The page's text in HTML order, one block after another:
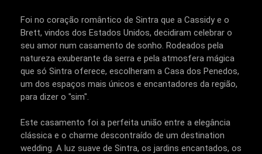
Foi no coração romântico de Sintra que a Cassidy e o
Brett, vindos dos Estados Unidos, decidiram celebrar o
seu amor num casamento de sonho. Rodeados pela
natureza exuberante da serra e pela atmosfera mágica
que só Sintra oferece, escolheram a Casa dos Penedos,
um dos espaços mais únicos e encantadores da região,
para dizer o "sim".
Este casamento foi a perfeita união entre a elegância
clássica e o charme descontraído de um destination
wedding. A luz suave de Sintra, os jardins encantados, os